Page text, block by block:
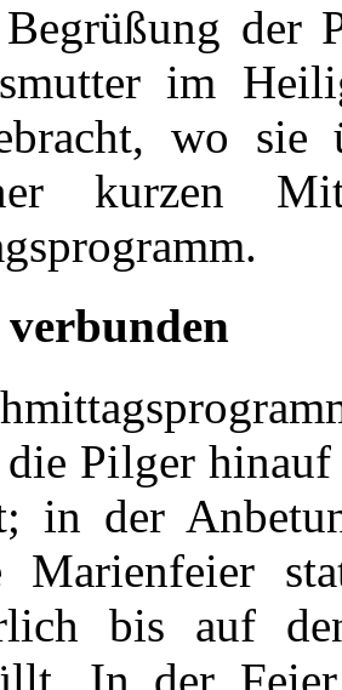
der
im
wo sie
kurzen
die Pilger
in der
Marienfeier
bis auf
In der